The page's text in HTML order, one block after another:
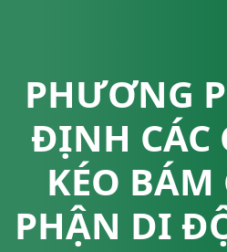
PHƯƠNG
ĐỊNH CÁC
KÉO BÁM
PHẬN DI